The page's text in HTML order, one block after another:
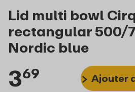
Lid multi bowl
rectangular 500/
Nordic blue
369 Ajouter